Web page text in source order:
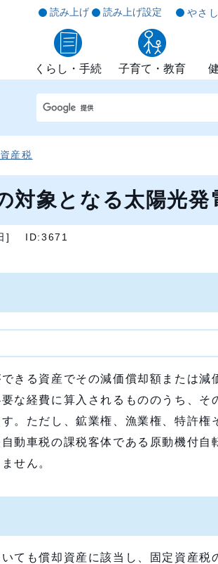
読み上げ 読み上げ設定 やさ
くらし・手続 子育て・教育
産税
対象となる太陽光発
] ID:3671
きる資産でその減価償却額または減
な経費に算入されるもののうち、そ
。ただし、鉱業権、漁業権、特許権
動車税の課税客体である原動機付自
せん。
ても償却資産に該当し、固定資産税